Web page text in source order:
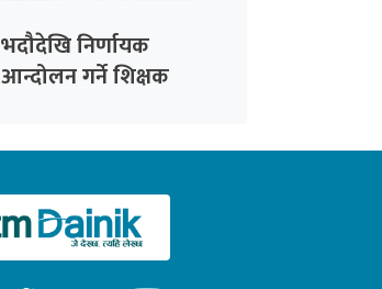
भदौदेखि निर्णायक
आन्दोलन गर्ने शिक्षक